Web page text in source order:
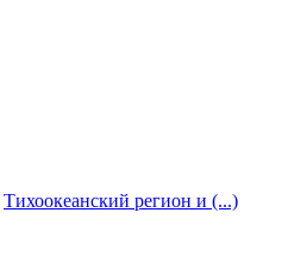
Тихоокеанский регион и (...)